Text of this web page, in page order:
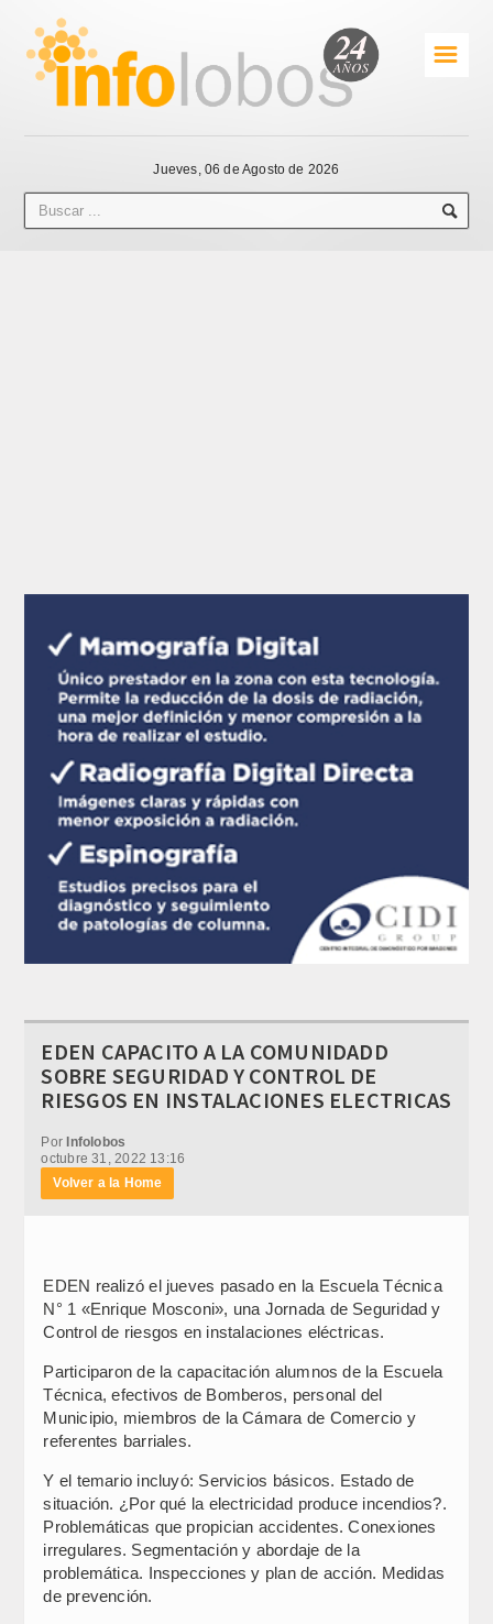
☰
Jueves, 06 de Agosto de 2026
EDEN CAPACITO A LA COMUNIDADD
SOBRE SEGURIDAD Y CONTROL DE
RIESGOS EN INSTALACIONES ELECTRICAS
PorInfolobos
octubre 31, 2022 13:16
Volver a la Home
EDEN realizó el jueves pasado en la Escuela Técnica
N° 1 «Enrique Mosconi», una Jornada de Seguridad y
Control de riesgos en instalaciones eléctricas.
Participaron de la capacitación alumnos de la Escuela
Técnica, efectivos de Bomberos, personal del
Municipio, miembros de la Cámara de Comercio y
referentes barriales.
Y el temario incluyó: Servicios básicos. Estado de
situación. ¿Por qué la electricidad produce incendios?.
Problemáticas que propician accidentes. Conexiones
irregulares. Segmentación y abordaje de la
problemática. Inspecciones y plan de acción. Medidas
de prevención.